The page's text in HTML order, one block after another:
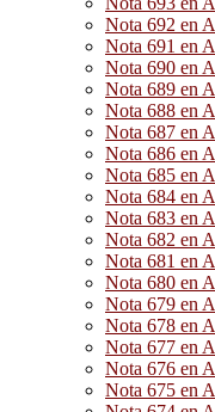
Nota 692 en
Nota 691 en
Nota 690 en
Nota 689 en
Nota 688 en
Nota 687 en
Nota 686 en
Nota 685 en
Nota 684 en
Nota 683 en
Nota 682 en
Nota 681 en
Nota 680 en
Nota 679 en
Nota 678 en
Nota 677 en
Nota 676 en
Nota 675 en